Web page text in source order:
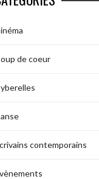
de coeur
contemporains